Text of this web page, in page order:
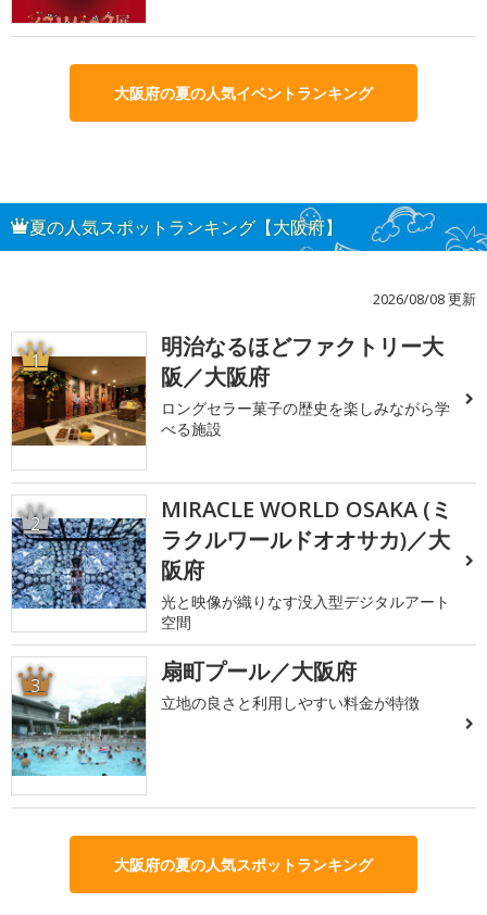
大阪府の夏の人気イベントランキング
夏の人気スポットランキング【大阪府】
2026/08/08 更新
1
明治なるほどファクトリー大
阪／大阪府
ロングセラー菓子の歴史を楽しみながら学
べる施設
2
MIRACLE WORLD OSAKA (ミ
ラクルワールドオオサカ)／大
阪府
光と映像が織りなす没入型デジタルアート
空間
3 扇町プール／大阪府
立地の良さと利用しやすい料金が特徴
大阪府の夏の人気スポットランキング